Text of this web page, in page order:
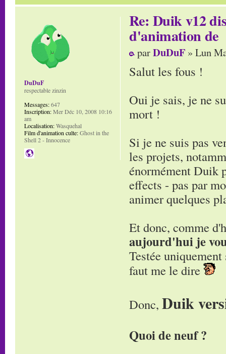
Re: Duik v12
d'animation de
parDuDuF » Lun
Salut les fous !
Oui je sais, je ne
mort !
Si je ne suis pas
les projets,
énormément Duik
effects - pas par
animer quelques
Et donc, comme
aujourd'hui je
Testée
faut me le dire
Donc, Duik
Quoi de neuf ?
DuDuF
respectable zinzin
Messages:647
Inscription:Mer Déc 10, 2008 10:16
am
Localisation:Wasquehal
Film d'animation culte:Ghost in the
Shell 2 - Innocence